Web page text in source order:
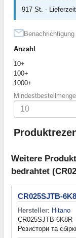
917 St. -
Anzahl
10+
100+
1000+
Weitere
bedrahtet
CR025SJTB-
Hersteller: Hitano
CR025SJTB-
Резистори та